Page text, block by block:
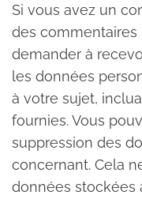
Si vous avez un
des commentaires
demander à
les données
à votre sujet,
fournies. Vous
suppression des
concernant. Cela
données stockées